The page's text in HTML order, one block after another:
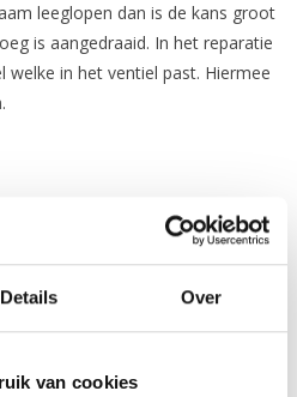
Details Over
van cookies
leeglopen dan is de kans groot
is aangedraaid. In het reparatie
in het ventiel past. Hiermee
81 cm / 32''